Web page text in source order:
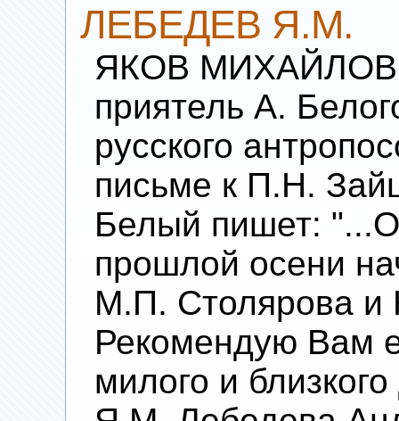
ЛЕБЕДЕВ Я.М.
ЯКОВ
приятель А.
русского
письме к П.Н.
Белый пишет:
прошлой осени
М.П. Столярова и
Рекомендую Вам
милого и